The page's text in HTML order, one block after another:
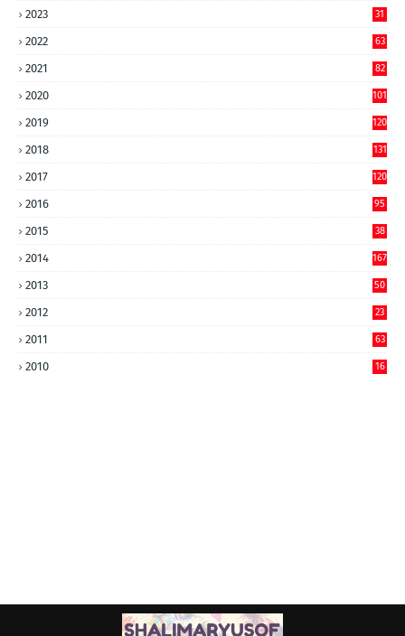
2023 31
2022 63
2021 82
2020 101
2019 120
2018 131
2017 120
2016 95
2015 38
2014 167
2013 50
2012 23
2011 63
2010 16